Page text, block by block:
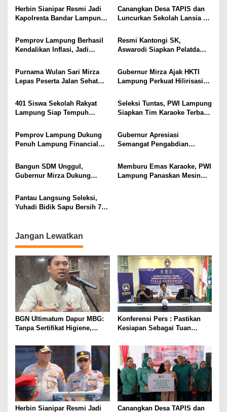
o
Tiga Venue Pelaksanaan
Soeratin Cup Piala Gubernur
Herbin Sianipar Resmi Jadi
Kapolresta Bandar Lampung,
Prioritas
Canangkan Desa TAPIS dan
Luncurkan Sekolah Lansia di
TP PKK Lampung Dorong
Pembangunan SDM Dimulai
Pemprov Lampung Berhasil
Kendalikan Inflasi, Jadi
Terendah di Sumatera
Resmi Kantongi SK,
Aswarodi Siapkan Pelatda
Menuju Porwanas 2027
Purnama Wulan Sari Mirza
Lepas Peserta Jalan Sehat
Lansia Sehat dan Bahagia
Gubernur Mirza Ajak HKTI
Lampung Perkuat Hilirisasi
Kesejahteraan Petani
401 Siswa Sekolah Rakyat
Lampung Siap Tempuh
Dorong Lahirnya Generasi
Emas
Seleksi Tuntas, PWI Lampung
Siapkan Tim Karaoke Terbaik
Pemprov Lampung Dukung
Penuh Lampung Financial
Keuangan Generasi Muda
Gubernur Apresiasi
Semangat Pengabdian
Menjaga Stabilitas Lampung
Bangun SDM Unggul,
Gubernur Mirza Dukung
bagi Generasi Muda
Lampung
Memburu Emas Karaoke, PWI
Lampung Panaskan Mesin
Pantau Langsung Seleksi,
Yuhadi Bidik Sapu Bersih 7
Jangan Lewatkan
BGN Ultimatum Dapur MBG:
Tanpa Sertifikat Higiene,
Konferensi Pers : Pastikan
Kesiapan Sebagai Tuan
Tiga Venue Pelaksanaan
Soeratin Cup Piala Gubernur
Lampung
Herbin Sianipar Resmi Jadi Canangkan Desa TAPIS dan